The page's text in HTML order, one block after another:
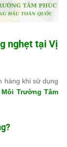
nghẹt tại Vị
hàng khi sử dụng
Môi Trường Tâm